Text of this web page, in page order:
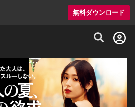
無料ダウンロード
グルメ情報・プレミアムレストラン予約